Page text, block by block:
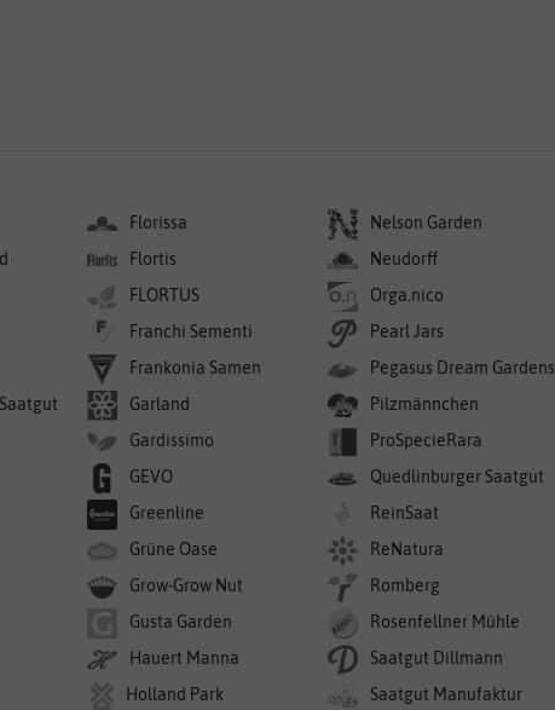
Florissa
Flortis
FLORTUS
Franchi Sementi
Frankonia Samen
Garland
Gardissimo
GEVO
Greenline
Grüne Oase
Grow-Grow Nut
Gusta Garden
Hauert Manna
Holland Park
Nelson Garden
Neudorff
Orga.nico
Pearl Jars
Pegasus Dream Gardens
Pilzmännchen
ProSpecieRara
Quedlinburger Saatgut
ReinSaat
ReNatura
Romberg
Rosenfellner Mühle
Saatgut Dillmann
Saatgut Manufaktur